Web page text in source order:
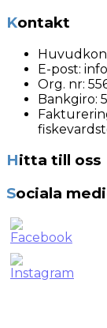
Kontakt
E-post:
Org. nr:
Bankgiro:
Hitta till oss
Sociala